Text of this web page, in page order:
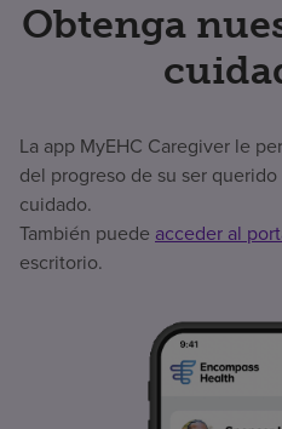
Obtenga
La app MyEHC Caregiver le
del progreso de su ser
cuidado.
También puede acceder al
escritorio.